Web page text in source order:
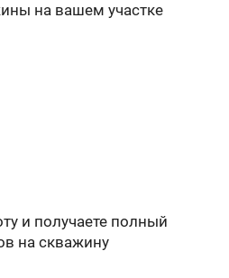
на вашем участке
и получаете полный
на скважину